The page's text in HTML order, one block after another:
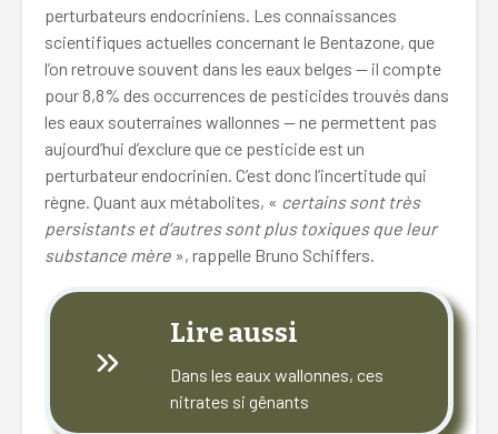
perturbateurs endocriniens. Les connaissances
scientifiques actuelles concernant le Bentazone, que
l’on retrouve souvent dans les eaux belges — il compte
pour 8,8% des occurrences de pesticides trouvés dans
les eaux souterraines wallonnes — ne permettent pas
aujourd’hui d’exclure que ce pesticide est un
perturbateur endocrinien. C’est donc l’incertitude qui
règne. Quant aux métabolites, « certains sont très
persistants et d’autres sont plus toxiques que leur
substance mère », rappelle Bruno Schiffers.
Lire aussi
Dans les eaux wallonnes, ces
nitrates si gênants